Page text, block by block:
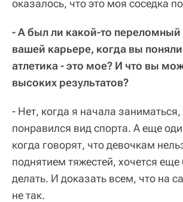
оказалось, что это моя соседка
- А был ли какой-то
вашей карьере, когда вы
атлетика - это мое? И что вы
высоких результатов?
- Нет, когда я начала
понравился вид спорта. А еще
когда говорят, что девочкам
поднятием тяжестей, хочется
делать. И доказать всем, что на
не так.